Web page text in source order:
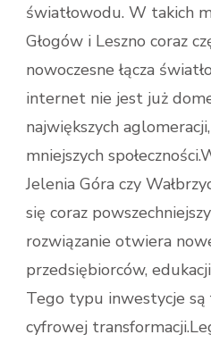
światłowodu. W takich
Głogów i Leszno coraz
nowoczesne łącza
internet nie jest już
największych
mniejszych
Jelenia Góra czy
się coraz
rozwiązanie otwiera
przedsiębiorców,
Tego typu inwestycje
cyfrowej